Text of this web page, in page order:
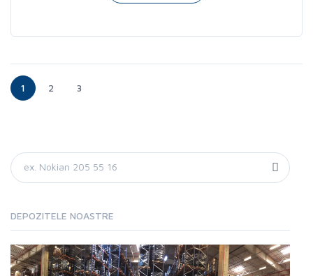
1 2 3
DEPOZITELE NOASTRE